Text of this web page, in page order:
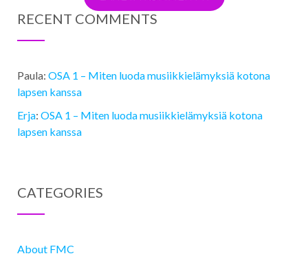
RECENT COMMENTS
Paula: OSA 1 ­– Miten luoda musiikkielämyksiä kotona
lapsen kanssa
Erja: OSA 1 ­– Miten luoda musiikkielämyksiä kotona
lapsen kanssa
CATEGORIES
About FMC